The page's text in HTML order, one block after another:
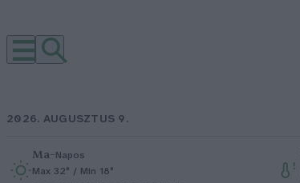
2026. AUGUSZTUS 9.
Ma–Napos
Max 32° / Min 18°